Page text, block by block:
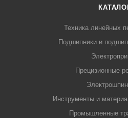
Техника линейных
Подшипники и
Прецизионные
Инструменты и
Промышленные